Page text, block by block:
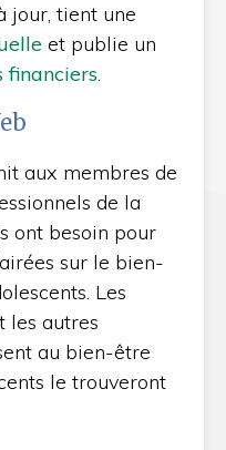
jour, tient une
et publie un
financiers.
aux membres de
de la
ont besoin pour
sur le bien-
Les
les autres
au bien-être
le trouveront